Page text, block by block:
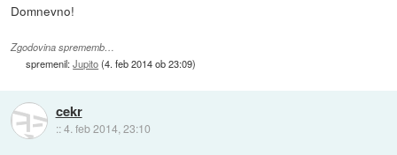
Domnevno!
Zgodovina sprememb…
spremenil:Jupito(4. feb 2014 ob 23:09)
cekr
::4. feb 2014, 23:10